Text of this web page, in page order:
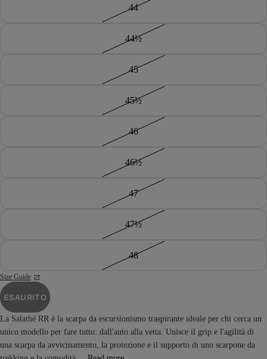
44
44½
45
45½
46
46½
47
47½
48
Size Guide
ESAURITO
La Salathé RR è la scarpa da escursionismo traspirante ideale per chi cerca un
unico modello per fare tutto: dall'auto alla vetta. Unisce il grip e l'agilità di
una scarpa da avvicinamento, la protezione e il supporto di uno scarpone da